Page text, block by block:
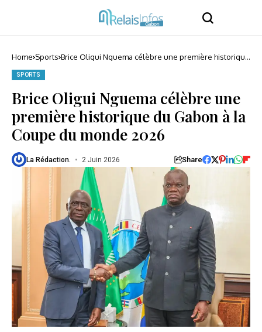
Home Sports Brice Oligui Nguema célèbre une première historique
SPORTS
Brice Oligui Nguema célèbre une
première historique du Gabon à la
Coupe du monde 2026
La Rédaction. 2 Juin 2026 Share